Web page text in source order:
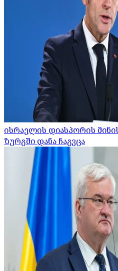
ისრაელის დიასპორის
ზურგში დანა ჩაგვცა